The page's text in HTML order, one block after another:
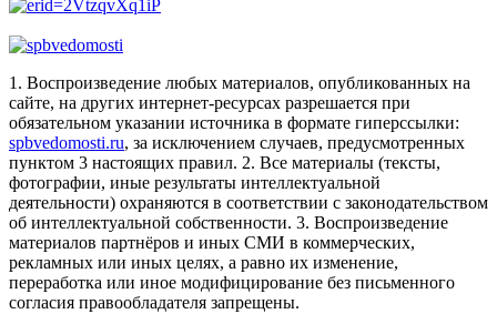
1. Воспроизведение любых материалов, опубликованных на
сайте, на других интернет-ресурсах разрешается при
обязательном указании источника в формате гиперссылки:
spbvedomosti.ru, за исключением случаев, предусмотренных
пунктом 3 настоящих правил. 2. Все материалы (тексты,
фотографии, иные результаты интеллектуальной
деятельности) охраняются в соответствии с законодательством
об интеллектуальной собственности. 3. Воспроизведение
материалов партнёров и иных СМИ в коммерческих,
рекламных или иных целях, а равно их изменение,
переработка или иное модифицирование без письменного
согласия правообладателя запрещены.